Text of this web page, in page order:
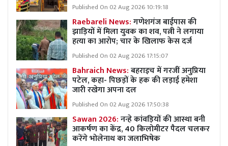
Published On 02 Aug 2026 10:19:18
Raebareli News:गणेशगंज बाईपास की
झाड़ियों में मिला युवक का शव, पत्नी ने लगाया
हत्या का आरोप; चार के खिलाफ केस दर्ज
Published On 02 Aug 2026 17:15:07
Bahraich News:बहराइच में गरजीं अनुप्रिया
पटेल, कहा- पिछड़ों के हक की लड़ाई हमेशा
जारी रखेगा अपना दल
Published On 02 Aug 2026 17:50:38
Sawan 2026:नन्हे कांवड़ियों की आस्था बनी
आकर्षण का केंद्र, 40 किलोमीटर पैदल चलकर
करेंगे भोलेनाथ का जलाभिषेक